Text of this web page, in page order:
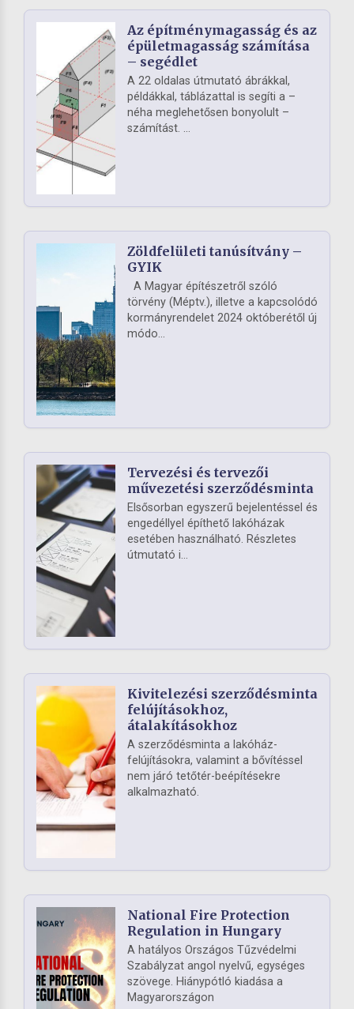
Az építménymagasság és az
épületmagasság számítása
– segédlet
A 22 oldalas útmutató ábrákkal,
példákkal, táblázattal is segíti a –
néha meglehetősen bonyolult –
számítást. ...
Zöldfelületi tanúsítvány –
GYIK
A Magyar építészetről szóló
törvény (Méptv.), illetve a kapcsolódó
kormányrendelet 2024 októberétől új
módo...
Tervezési és tervezői
művezetési szerződésminta
Elsősorban egyszerű bejelentéssel és
engedéllyel építhető lakóházak
esetében használható. Részletes
útmutató i...
Kivitelezési szerződésminta
felújításokhoz,
átalakításokhoz
A szerződésminta a lakóház-
felújításokra, valamint a bővítéssel
nem járó tetőtér-beépítésekre
alkalmazható.
National Fire Protection
Regulation in Hungary
A hatályos Országos Tűzvédelmi
Szabályzat angol nyelvű, egységes
szövege. Hiánypótló kiadása a
Magyarországon